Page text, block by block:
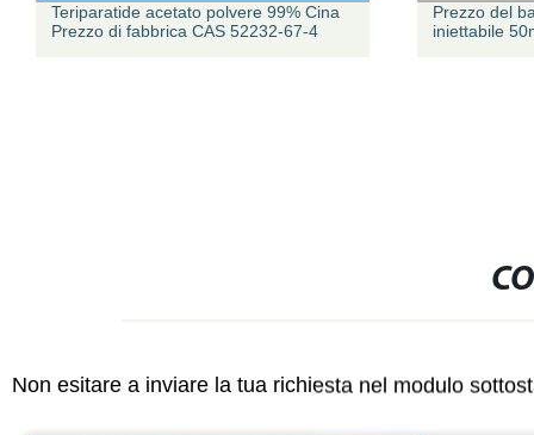
Teriparatide acetato polvere 99% Cina
Prezzo di fabbrica CAS 52232-67-4
Prezzo del
iniettabile
Non esitare a inviare la tua richiesta nel modulo